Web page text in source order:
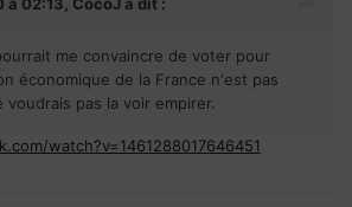
me convaincre de voter pour
économique de la France n'est pas
pas la voir empirer.
watch?v=1461288017646451